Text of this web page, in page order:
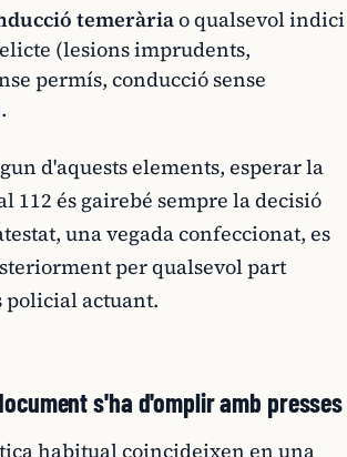
temeràriao qualsevol indici
(lesions imprudents,
permís, conducció sense
d'aquests elements, esperar la
112 és gairebé sempre la decisió
una vegada confeccionat, es
per qualsevol part
policial actuant.
s'ha d'omplir amb presses
habitual coincideixen en una